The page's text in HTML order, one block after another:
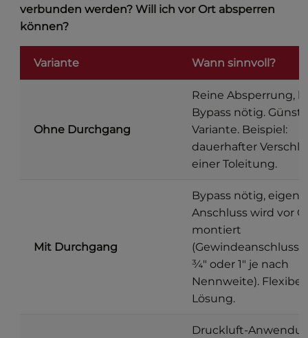
verbunden werden? Will ich vor Ort absperren
können?
Variante Wann sinnvoll?
Ohne Durchgang
Reine Absperrung,
Bypass nötig.
Variante. Beispiel:
dauerhafter
einer Toleitung.
Mit Durchgang
Bypass nötig,
Anschluss wird vor
montiert
(Gewindeanschluss
¾″ oder 1″ je nach
Nennweite).
Lösung.
Druckluft-